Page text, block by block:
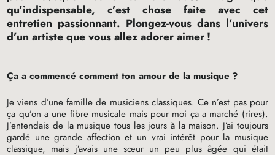
qu’indispensable, c’est chose faite avec cet
entretien passionnant. Plongez-vous dans l’univers
d’un artiste que vous allez adorer aimer!
Ça a commencé comment ton amour de la musique ?
Je viens d’une famille de musiciens classiques. Ce n’est pas pour
ça qu’on a une fibre musicale mais pour moi ça a marché (rires).
J’entendais de la musique tous les jours à la maison. J’ai toujours
gardé une grande affection et un vrai intérêt pour la musique
classique, mais j’avais une sœur un peu plus âgée qui était